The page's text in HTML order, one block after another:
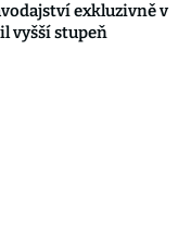
exkluzivně v
vyšší stupeň